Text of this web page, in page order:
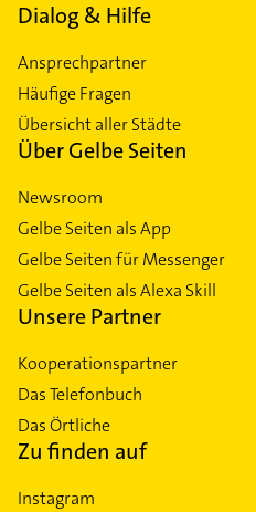
Dialog & Hilfe
Ansprechpartner
Häufige Fragen
Übersicht aller Städte
Über Gelbe Seiten
Newsroom
Gelbe Seiten als App
Gelbe Seiten für Messenger
Gelbe Seiten als Alexa Skill
Unsere Partner
Kooperationspartner
Das Telefonbuch
Das Örtliche
Zu finden auf
Instagram